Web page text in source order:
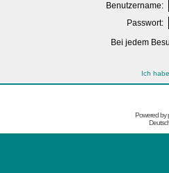
Benutzername:
Passwort:
Bei jedem
Ich
Powered by